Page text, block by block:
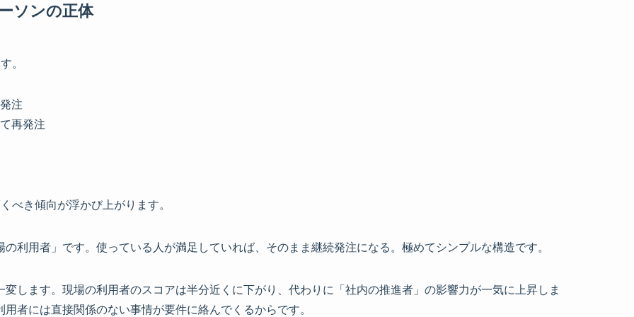
ソンの正体
。
注
再発注
べき傾向が浮かび上がります。
利用者」です。使っている人が満足していれば、そのまま継続発注になる。極めてシンプルな構造です。
します。現場の利用者のスコアは半分近くに下がり、代わりに「社内の推進者」の影響力が一気に上昇しま
者には直接関係のない事情が要件に絡んでくるからです。